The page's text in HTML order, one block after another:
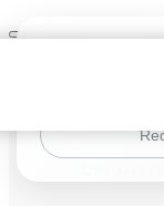
Mobil
Çerez